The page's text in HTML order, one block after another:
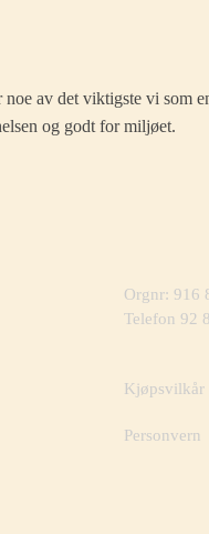
av det viktigste vi som
og godt for miljøet.
Orgnr: 916
Telefon 92
Kjøpsvilkår
Personvern